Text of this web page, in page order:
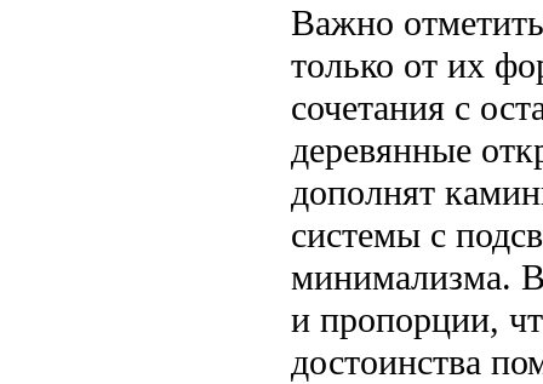
Важно
только от их
сочетания с
деревянные
дополнят
системы с
минимализма.
и пропорции,
достоинства